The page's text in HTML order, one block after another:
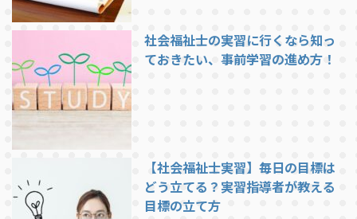
社会福祉士の実習に行くなら知っ
ておきたい、事前学習の進め方！
【社会福祉士実習】毎日の目標は
どう立てる？実習指導者が教える
目標の立て方